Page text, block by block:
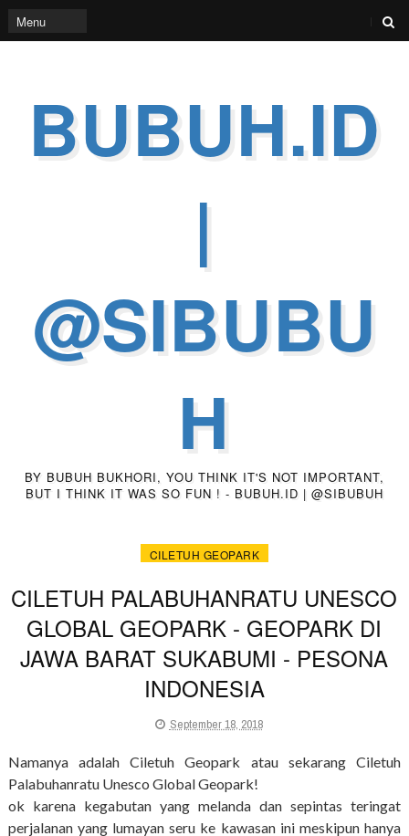
BUBUH.ID
|
@SIBUBU
H
BY BUBUH BUKHORI, YOU THINK IT'S NOT IMPORTANT,
BUT I THINK IT WAS SO FUN ! - BUBUH.ID | @SIBUBUH
CILETUH GEOPARK
CILETUH PALABUHANRATU UNESCO
GLOBAL GEOPARK - GEOPARK DI
JAWA BARAT SUKABUMI - PESONA
INDONESIA
September 18, 2018
Namanya adalah Ciletuh Geopark atau sekarang Ciletuh
Palabuhanratu Unesco Global Geopark!
ok karena kegabutan yang melanda dan sepintas teringat
perjalanan yang lumayan seru ke kawasan ini meskipun hanya